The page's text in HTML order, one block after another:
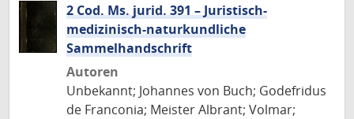
2 Cod. Ms. jurid. 391 – Juristisch-
medizinisch-naturkundliche
Sammelhandschrift
Autoren
Unbekannt; Johannes von Buch; Godefridus
de Franconia; Meister Albrant; Volmar;